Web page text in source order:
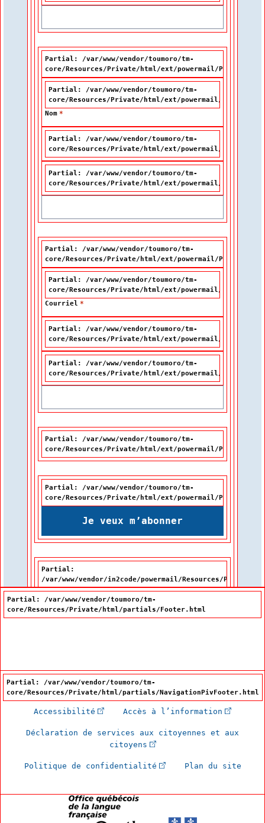
Partial: /var/www/vendor/toumoro/tm-
core/Resources/Private/html/ext/powermail/Partials/
Partial: /var/www/vendor/toumoro/tm-
core/Resources/Private/html/ext/powermail/Partials/
Nom*
Partial: /var/www/vendor/toumoro/tm-
core/Resources/Private/html/ext/powermail/Partials/
Partial: /var/www/vendor/toumoro/tm-
core/Resources/Private/html/ext/powermail/Partials/
Partial: /var/www/vendor/toumoro/tm-
core/Resources/Private/html/ext/powermail/Partials/
Partial: /var/www/vendor/toumoro/tm-
core/Resources/Private/html/ext/powermail/Partials/
Courriel*
Partial: /var/www/vendor/toumoro/tm-
core/Resources/Private/html/ext/powermail/Partials/
Partial: /var/www/vendor/toumoro/tm-
core/Resources/Private/html/ext/powermail/Partials/
Partial: /var/www/vendor/toumoro/tm-
core/Resources/Private/html/ext/powermail/Partials/
Partial: /var/www/vendor/toumoro/tm-
core/Resources/Private/html/ext/powermail/Partials/
Je veux m’abonner
Partial:
/var/www/vendor/in2code/powermail/Resources/Private/
Partial: /var/www/vendor/toumoro/tm-
core/Resources/Private/html/partials/Footer.html
Partial: /var/www/vendor/toumoro/tm-
core/Resources/Private/html/partials/NavigationPivFooter.html
Accessibilité (Cet hyperlien externe s'ouvrira
Accès à l’information (Cet
Déclaration de services aux citoyennes et aux
citoyens(Cet hyperlien externe
Politique de confidentialité(Cet hyperlien
Plan du site